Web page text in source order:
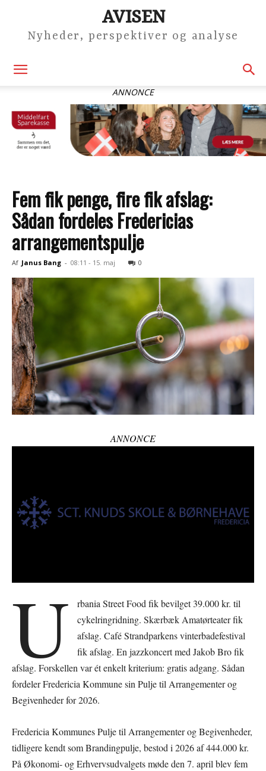
AVISEN
Nyheder, perspektiver og analyse
ANNONCE
Fem fik penge, fire fik afslag:
Sådan fordeles Fredericias
arrangementspulje
Af Janus Bang - 08:11 - 15. maj 0
ANNONCE
U
rbania Street Food fik bevilget 39.000 kr. til
cykelringridning. Skærbæk Amatørteater fik
afslag. Café Strandparkens vinterbadefestival
fik afslag. En jazzkoncert med Jakob Bro fik
afslag. Forskellen var ét enkelt kriterium: gratis adgang. Sådan
fordeler Fredericia Kommune sin Pulje til Arrangementer og
Begivenheder for 2026.
Fredericia Kommunes Pulje til Arrangementer og Begivenheder,
tidligere kendt som Brandingpulje, bestod i 2026 af 444.000 kr.
På Økonomi- og Erhvervsudvalgets møde den 7. april blev fem